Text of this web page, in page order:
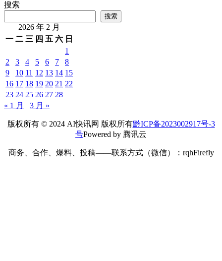
搜索
搜索
2026 年 2 月
一 二 三 四 五 六 日
1
2
3 4 5 6 7
8
9
10 11 12 13 14 15
16 17 18 19 20 21 22
23 24 25 26 27 28
« 1 月
3 月 »
版权所有 © 2024 AI快讯网 版权所有黔ICP备2023002917号-3
号Powered by 腾讯云
商务、合作、爆料、投稿——联系方式（微信）：rqhFirefly